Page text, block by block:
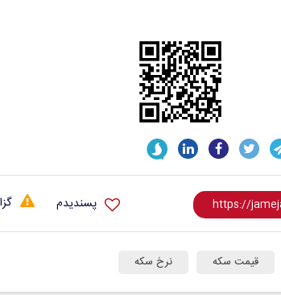
پسندیدم
قیمت سکه نرخ سکه